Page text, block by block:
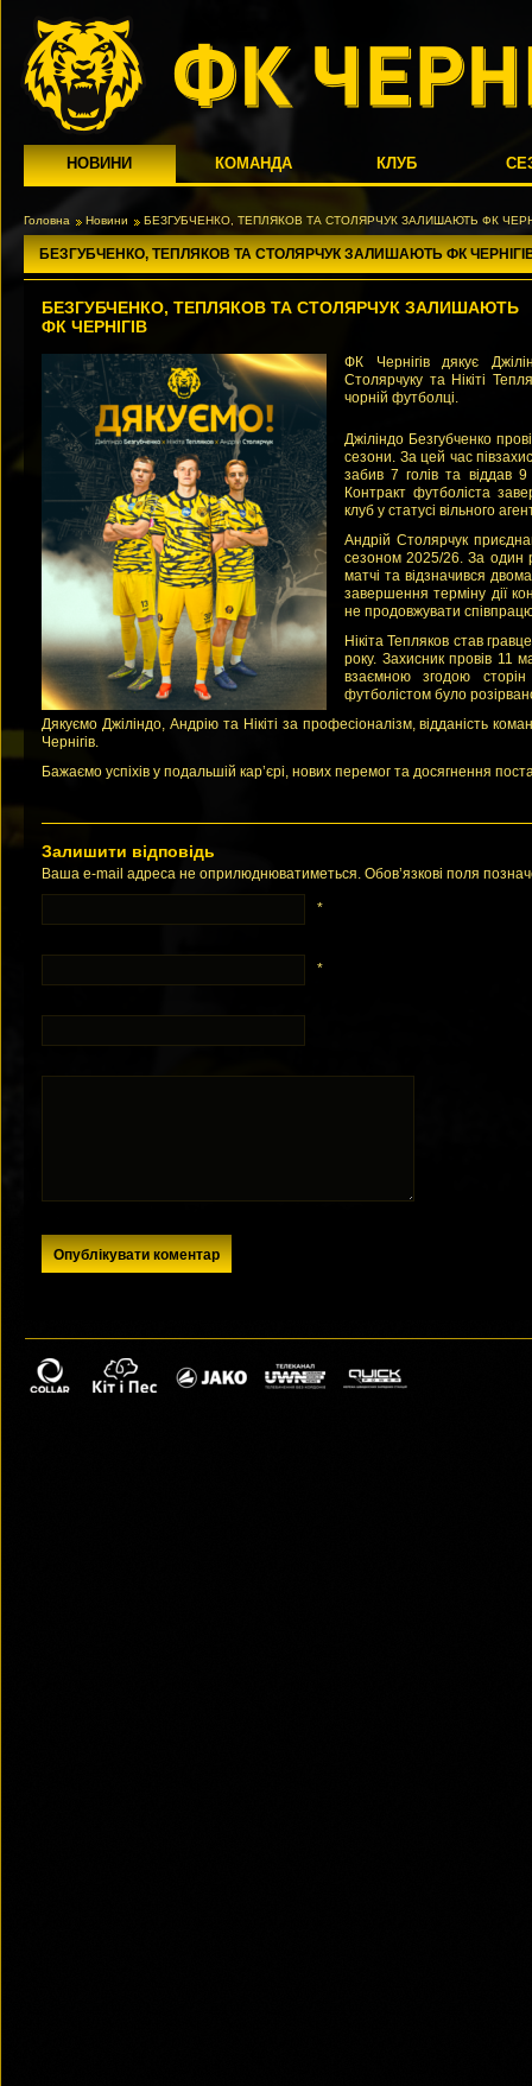
НОВИНИ КОМАНДА КЛУБ
Головна Новини БЕЗГУБЧЕНКО, ТЕПЛЯКОВ ТА СТОЛЯРЧУК ЗАЛИШАЮТЬ ФК
БЕЗГУБЧЕНКО, ТЕПЛЯКОВ ТА СТОЛЯРЧУК ЗАЛИШАЮТЬ ФК
БЕЗГУБЧЕНКО, ТЕПЛЯКОВ ТА СТОЛЯРЧУК ЗАЛИШАЮТЬ
ФК ЧЕРНІГІВ
ФК Чернігів дякує
Столярчуку та Нікіті
чорній футболці.
Джіліндо Безгубченко
сезони. За цей час
забив 7 голів та віддав
Контракт футболіста
клуб у статусі вільного
Андрій Столярчук
сезоном 2025/26. За один
матчі та відзначився
завершення терміну дії
не продовжувати
Нікіта Тепляков став
року. Захисник провів 11
взаємною згодою
футболістом було
Дякуємо Джіліндо, Андрію та Нікіті за професіоналізм, відданість
Чернігів.
Бажаємо успіхів у подальшій кар’єрі, нових перемог та досягнення
Залишити відповідь
Ваша e-mail адреса не оприлюднюватиметься. Обов’язкові поля
*
*